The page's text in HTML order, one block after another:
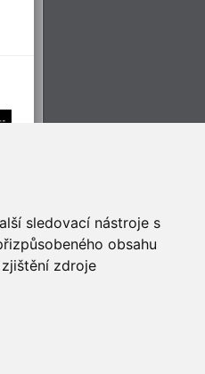
sledovací nástroje s
obsahu
zdroje